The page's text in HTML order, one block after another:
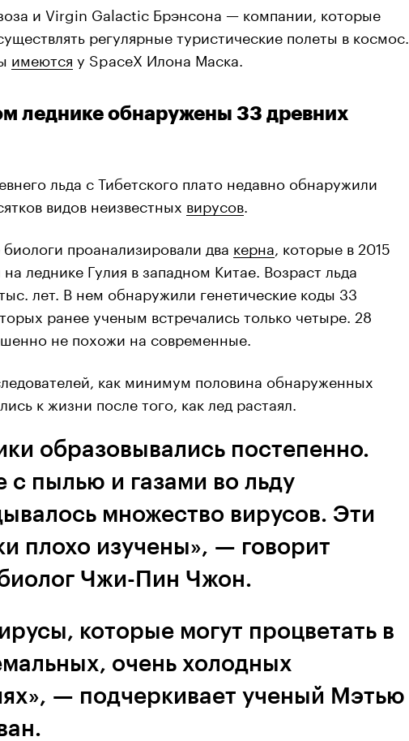
и Virgin Galactic Брэнсона — компании, которые
регулярные туристические полеты в космос.
имеются у SpaceX Илона Маска.
леднике обнаружены 33 древних
льда с Тибетского плато недавно обнаружили
видов неизвестных вирусов
проанализировали два керна , которые в 2015
леднике Гулия в западном Китае. Возраст льда
лет. В нем обнаружили генетические коды 33
ранее ученым встречались только четыре. 28
не похожи на современные.
как минимум половина обнаруженных
к жизни после того, как лед растаял.
образовывались постепенно.
с пылью и газами во льду
множество вирусов. Эти
плохо изучены», — говорит
Чжи-Пин Чжон.
которые могут процветать в
очень холодных
— подчеркивает ученый Мэтью